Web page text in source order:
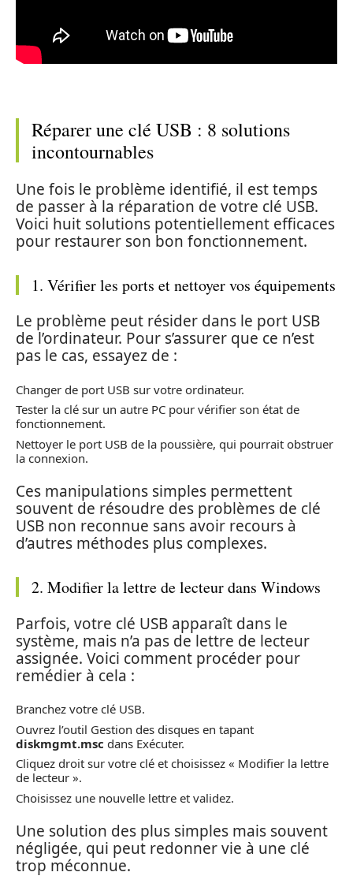
Réparer une clé USB : 8 solutions
incontournables
Une fois le problème identifié, il est temps
de passer à la réparation de votre clé USB.
Voici huit solutions potentiellement efficaces
pour restaurer son bon fonctionnement.
1. Vérifier les ports et nettoyer vos équipements
Le problème peut résider dans le port USB
de l’ordinateur. Pour s’assurer que ce n’est
pas le cas, essayez de :
Changer de port USB sur votre ordinateur.
Tester la clé sur un autre PC pour vérifier son état de
fonctionnement.
Nettoyer le port USB de la poussière, qui pourrait obstruer
la connexion.
Ces manipulations simples permettent
souvent de résoudre des problèmes de clé
USB non reconnue sans avoir recours à
d’autres méthodes plus complexes.
2. Modifier la lettre de lecteur dans Windows
Parfois, votre clé USB apparaît dans le
système, mais n’a pas de lettre de lecteur
assignée. Voici comment procéder pour
remédier à cela :
Branchez votre clé USB.
Ouvrez l’outil Gestion des disques en tapant
diskmgmt.msc dans Exécuter.
Cliquez droit sur votre clé et choisissez « Modifier la lettre
de lecteur ».
Choisissez une nouvelle lettre et validez.
Une solution des plus simples mais souvent
négligée, qui peut redonner vie à une clé
trop méconnue.